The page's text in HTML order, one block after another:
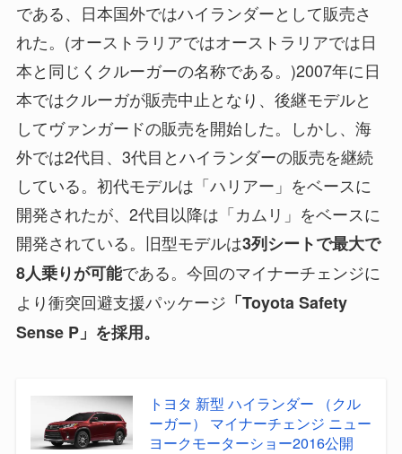
である、日本国外ではハイランダーとして販売さ
れた。(オーストラリアではオーストラリアでは日
本と同じくクルーガーの名称である。)2007年に日
本ではクルーガが販売中止となり、後継モデルと
してヴァンガードの販売を開始した。しかし、海
外では2代目、3代目とハイランダーの販売を継続
している。初代モデルは「ハリアー」をベースに
開発されたが、2代目以降は「カムリ」をベースに
開発されている。旧型モデルは3列シートで最大で
8人乗りが可能である。今回のマイナーチェンジに
より衝突回避支援パッケージ 「Toyota Safety
Sense P」を採用。
トヨタ 新型 ハイランダー （クル
ーガー） マイナーチェンジ ニュー
ヨークモーターショー2016公開